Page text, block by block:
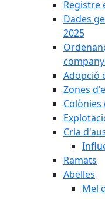
Registre
Dades
2025
Adopció
Zones
Colònies
Cria
Ramats
Abelles
Mel